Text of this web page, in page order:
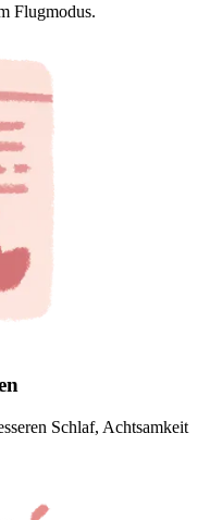
Flugmodus.
Schlaf, Achtsamkeit